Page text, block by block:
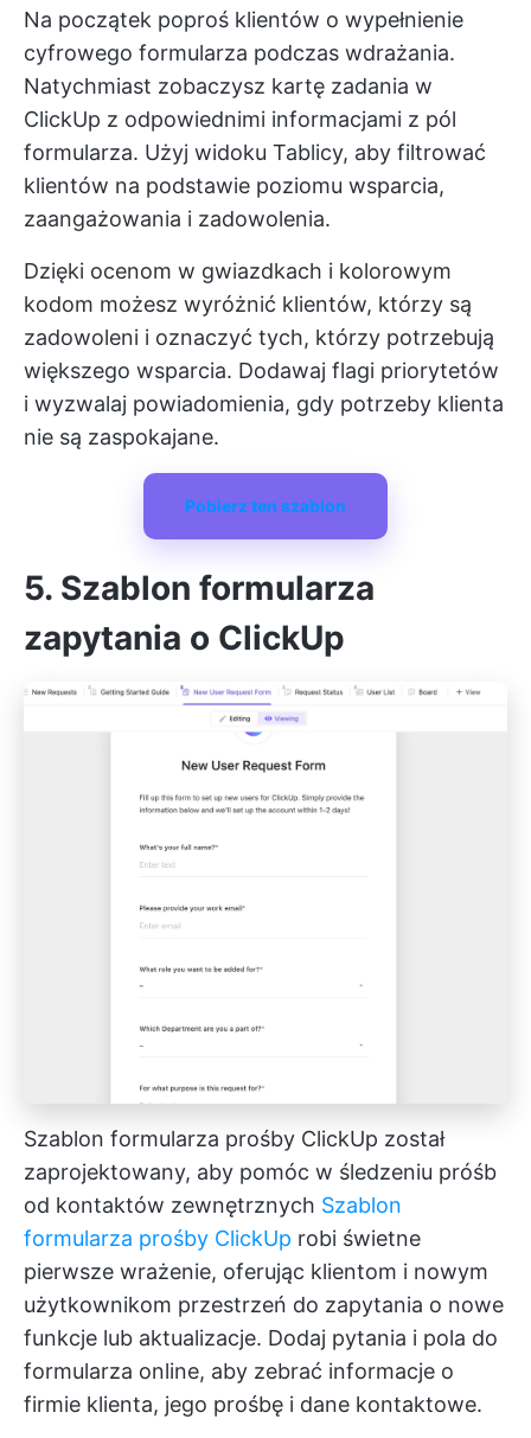
Na początek poproś klientów o wypełnienie
cyfrowego formularza podczas wdrażania.
Natychmiast zobaczysz kartę zadania w
ClickUp z odpowiednimi informacjami z pól
formularza. Użyj widoku Tablicy, aby filtrować
klientów na podstawie poziomu wsparcia,
zaangażowania i zadowolenia.
Dzięki ocenom w gwiazdkach i kolorowym
kodom możesz wyróżnić klientów, którzy są
zadowoleni i oznaczyć tych, którzy potrzebują
większego wsparcia. Dodawaj flagi priorytetów
i wyzwalaj powiadomienia, gdy potrzeby klienta
nie są zaspokajane.
Pobierz ten szablon
5. Szablon formularza
zapytania o ClickUp
Szablon formularza prośby ClickUp został
zaprojektowany, aby pomóc w śledzeniu próśb
od kontaktów zewnętrznych Szablon
formularza prośby ClickUp robi świetne
pierwsze wrażenie, oferując klientom i nowym
użytkownikom przestrzeń do zapytania o nowe
funkcje lub aktualizacje. Dodaj pytania i pola do
formularza online, aby zebrać informacje o
firmie klienta, jego prośbę i dane kontaktowe.